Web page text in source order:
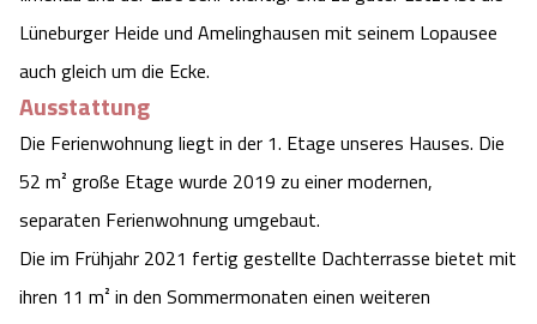
Lüneburger Heide und Amelinghausen mit seinem Lopausee
auch gleich um die Ecke.
Ausstattung
Die Ferienwohnung liegt in der 1. Etage unseres Hauses. Die
52 m² große Etage wurde 2019 zu einer modernen,
separaten Ferienwohnung umgebaut.
Die im Frühjahr 2021 fertig gestellte Dachterrasse bietet mit
ihren 11 m² in den Sommermonaten einen weiteren